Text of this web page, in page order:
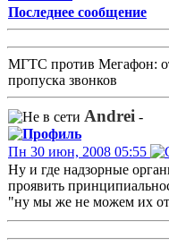
Последнее сообщение
МГТС против Мегафон:
пропуска звонков
Andrei -
Пн 30 июн, 2008 05:55
Ну и где надзорные
проявить
"ну мы же не можем их